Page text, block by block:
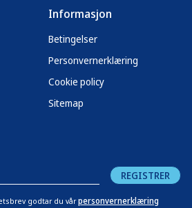
Informasjon
Betingelser
Personvernerklæring
Cookie policy
Sitemap
REGISTRER
godtar du vår personvernerklæring